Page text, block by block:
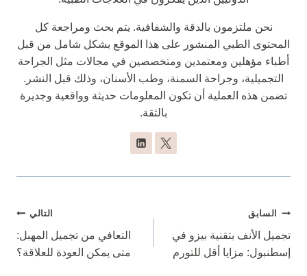
نحن ملتزمون بالدقة والشفافية. يتم بحث ومراجعة كل
المحتوى الطبي المنشور على هذا الموقع بشكل شامل من قبل
أطباء مؤهلين ومعتمدين ومتخصصين في مجالات مثل الجراحة
التجميلية، وجراحة السمنة، وطب الأسنان، وذلك قبل النشر.
تضمن هذه العملية أن تكون المعلومات حديثة وواقعية وجديرة
بالثقة.
تصفّح
المقالات
السابق
تجميل الأنف بتقنية بيزو في
إسطنبول: مزايا أقل للتورم
التالي
التعافي من تجميل المهبل:
متى يمكن العودة للعلاقة؟